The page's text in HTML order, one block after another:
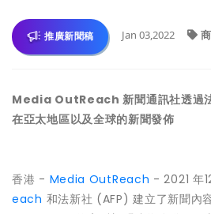
推廣新聞稿 Jan 03,2022
Media OutReach 新聞通訊社透過
在亞太地區以及全球的新聞發佈
香港 - Media OutReach - 2021 年
each 和法新社 (AFP) 建立了新聞內